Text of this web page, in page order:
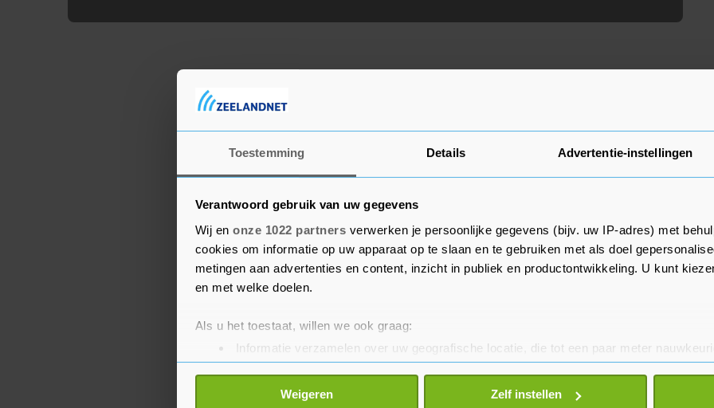
Toestemming Details Advertentie-instellingen
Verantwoord gebruik van uw gegevens
Wij en onze 1022 partners verwerken je persoonlijke gegevens (bijv. uw IP-adres) met
cookies om informatie op uw apparaat op te slaan en te gebruiken met als doel
metingen aan advertenties en content, inzicht in publiek en productontwikkeling. U kunt
en met welke doelen.
Als u het toestaat, willen we ook graag:
Informatie verzamelen over uw geografische locatie, die tot een paar meter
Uw apparaat identificeren door het actief te scannen op specifieke eigenschappen
Lees meer over hoe uw persoonlijke gegevens worden verwerkt en stel uw voorkeuren in het
Weigeren Zelf instellen